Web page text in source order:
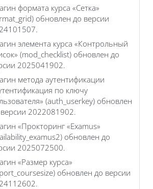
формата курса «Сетка»
обновлен до версии
элемента курса «Контрольный
(mod_checklist) обновлен до
2025041902.
метода аутентификации
по ключу
(auth_userkey) обновлен
2022081902.
«Прокторинг «Examus»
обновлен до
2025072500.
«Размер курса»
обновлен до версии